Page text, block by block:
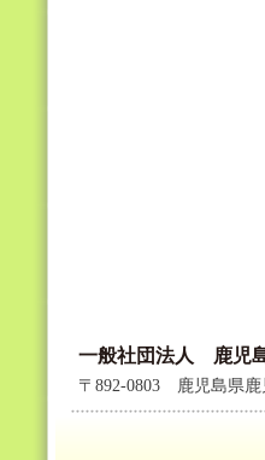
一般社団法人 鹿児
〒892-0803 鹿児島県